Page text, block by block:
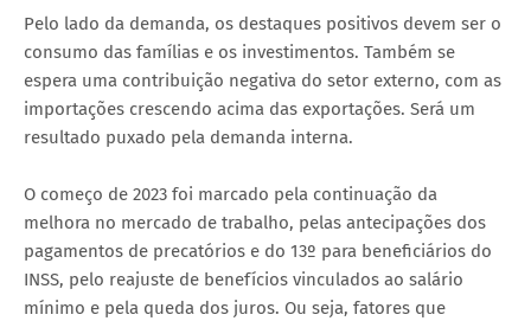
Pelo lado da demanda, os destaques positivos devem ser o
consumo das famílias e os investimentos. Também se
espera uma contribuição negativa do setor externo, com as
importações crescendo acima das exportações. Será um
resultado puxado pela demanda interna.
O começo de 2023 foi marcado pela continuação da
melhora no mercado de trabalho, pelas antecipações dos
pagamentos de precatórios e do 13º para beneficiários do
INSS, pelo reajuste de benefícios vinculados ao salário
mínimo e pela queda dos juros. Ou seja, fatores que